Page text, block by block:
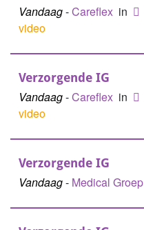
Vandaag-Careflex in
video
Verzorgende IG
Vandaag-Careflex in
video
Verzorgende IG
Vandaag- Medical Groep